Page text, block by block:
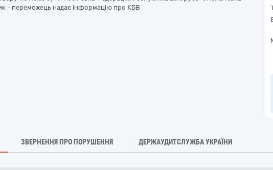
- переможець надає інформацію про КБВ
ЗВЕРНЕННЯ ПРО ПОРУШЕННЯ ДЕРЖАУДИТСЛУЖБА УКРАЇНИ